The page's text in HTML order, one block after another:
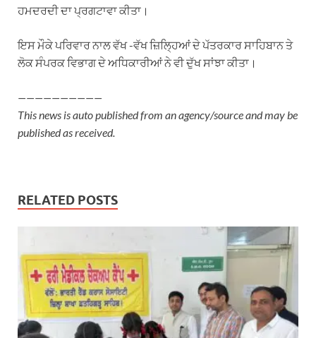
ਹਮਦਰਦੀ ਦਾ ਪ੍ਰਗਟਾਵਾ ਕੀਤਾ।
ਇਸ ਮੌਕੇ ਪਰਿਵਾਰ ਨਾਲ ਵੱਖ -ਵੱਖ ਜ਼ਿਲ੍ਹਿਆਂ ਦੇ ਪੱਤਰਕਾਰ ਸਾਹਿਬਾਨ ਤੇ
ਲੋਕ ਸੰਪਰਕ ਵਿਭਾਗ ਦੇ ਅਧਿਕਾਰੀਆਂ ਨੇ ਵੀ ਦੁੱਖ ਸਾਂਝਾ ਕੀਤਾ।
——————————
This news is auto published from an agency/source and may be
published as received.
RELATED POSTS